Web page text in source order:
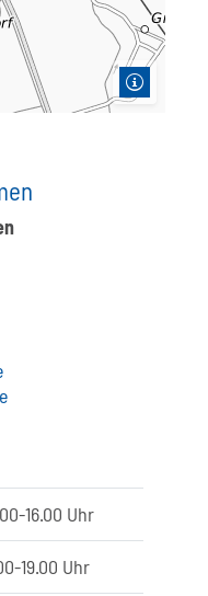
16.00 Uhr
19.00 Uhr